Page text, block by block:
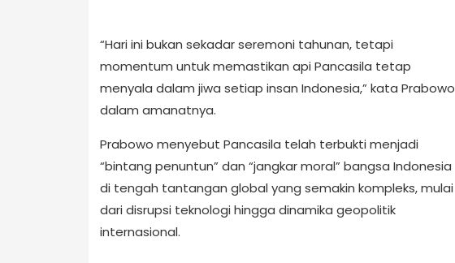
“Hari ini bukan sekadar seremoni tahunan, tetapi
momentum untuk memastikan api Pancasila tetap
menyala dalam jiwa setiap insan Indonesia,” kata Prabowo
dalam amanatnya.
Prabowo menyebut Pancasila telah terbukti menjadi
“bintang penuntun” dan “jangkar moral” bangsa Indonesia
di tengah tantangan global yang semakin kompleks, mulai
dari disrupsi teknologi hingga dinamika geopolitik
internasional.